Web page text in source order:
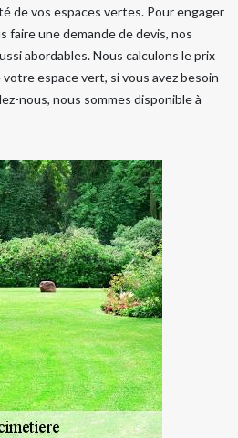
de vos espaces vertes. Pour engager
faire une demande de devis, nos
abordables. Nous calculons le prix
espace vert, si vous avez besoin
nous, nous sommes disponible à